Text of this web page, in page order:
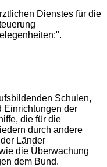
Dienstes für die
Schulen,
Einrichtungen der
die für die
durch andere
Länder
die Überwachung
dem Bund.